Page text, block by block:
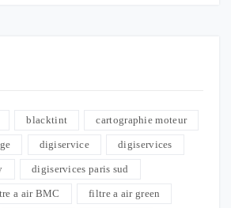
blacktint cartographie moteur
digiservice digiservices
digiservices paris sud
a air BMC filtre a air green